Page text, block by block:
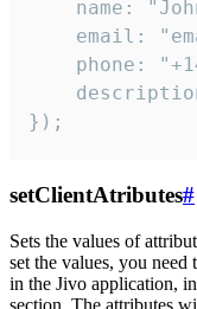
name:
email:
phone:
});
setClientAtributes#
Sets the values ​​of
set the values, you
in the Jivo application,
section. The attributes